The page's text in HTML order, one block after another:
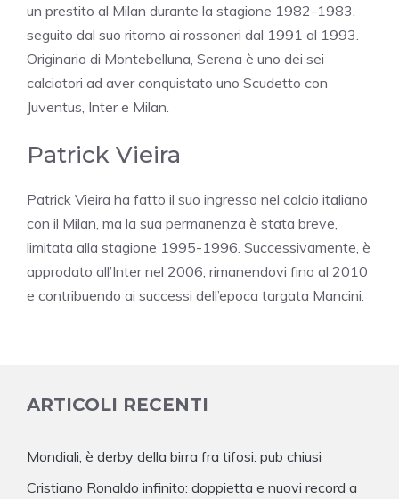
un prestito al Milan durante la stagione 1982-1983,
seguito dal suo ritorno ai rossoneri dal 1991 al 1993.
Originario di Montebelluna, Serena è uno dei sei
calciatori ad aver conquistato uno Scudetto con
Juventus, Inter e Milan.
Patrick Vieira
Patrick Vieira ha fatto il suo ingresso nel calcio italiano
con il Milan, ma la sua permanenza è stata breve,
limitata alla stagione 1995-1996. Successivamente, è
approdato all’Inter nel 2006, rimanendovi fino al 2010
e contribuendo ai successi dell’epoca targata Mancini.
ARTICOLI RECENTI
Mondiali, è derby della birra fra tifosi: pub chiusi
Cristiano Ronaldo infinito: doppietta e nuovi record a